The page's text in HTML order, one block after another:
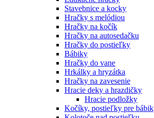
Stavebnice a kocky
Hračky s melódiou
Hračky na kočík
Hračky na autosedačku
Hračky do postieľky
Bábiky
Hračky do vane
Hrkálky a hryzátka
Hračky na zavesenie
Hracie deky a hrazdičky
Hracie podložky
Kočíky, postieľky pre